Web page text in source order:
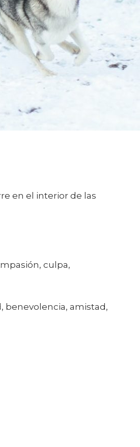
en el interior de las
culpa,
benevolencia, amistad,